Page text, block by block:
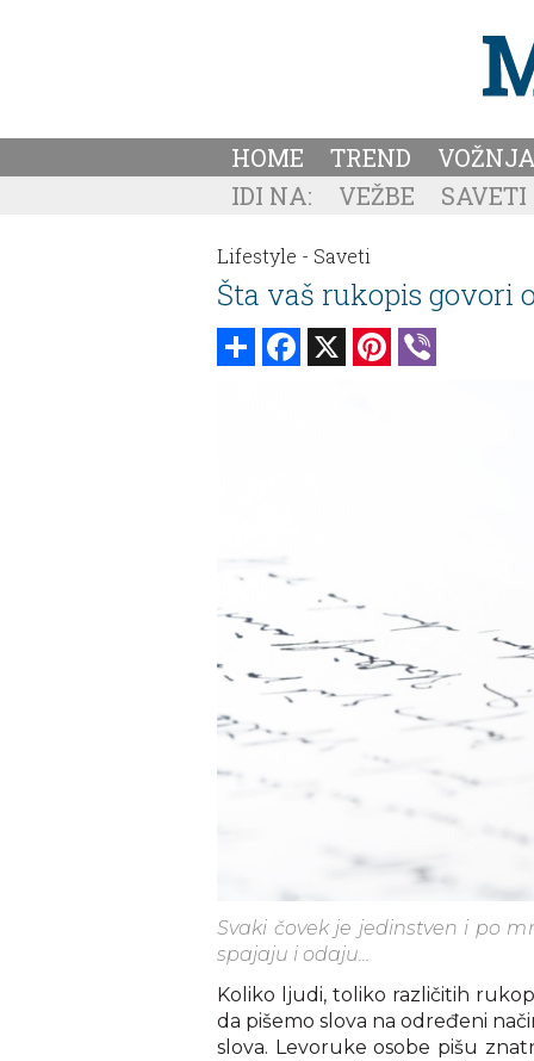
HOME TREND VOŽNJA
IDI NA:
VEŽBE SAVETI
Lifestyle - Saveti
Šta vaš rukopis govori
Share Facebook Pinterest
Svaki čovek je jedinstven i po
spajaju i odaju...
Koliko ljudi, toliko različitih
da pišemo slova na određeni
slova. Levoruke osobe pišu